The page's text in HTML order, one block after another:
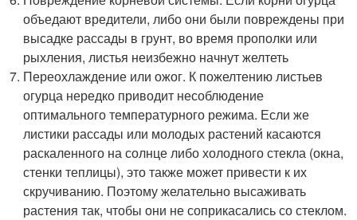
объедают вредители, либо они были повреждены при
высадке рассады в грунт, во время прополки или
рыхления, листья неизбежно начнут желтеть
Переохлаждение или ожог. К пожелтению листьев
огурца нередко приводит несоблюдение
оптимального температурного режима. Если же
листики рассады или молодых растений касаются
раскаленного на солнце либо холодного стекла (окна,
стенки теплицы), это также может привести к их
скручиванию. Поэтому желательно высаживать
растения так, чтобы они не соприкасались со стеклом.